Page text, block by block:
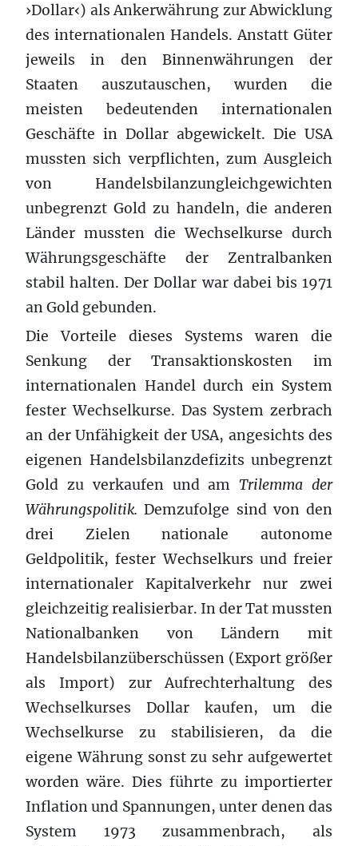
›Dollar‹) als Ankerwährung zur Abwicklung
des internationalen Handels. Anstatt Güter
jeweils in den Binnenwährungen der
Staaten auszutauschen, wurden die
meisten bedeutenden internationalen
Geschäfte in Dollar abgewickelt. Die USA
mussten sich verpflichten, zum Ausgleich
von Handelsbilanzungleichgewichten
unbegrenzt Gold zu handeln, die anderen
Länder mussten die Wechselkurse durch
Währungsgeschäfte der Zentralbanken
stabil halten. Der Dollar war dabei bis 1971
an Gold gebunden.
Die Vorteile dieses Systems waren die
Senkung der Transaktionskosten im
internationalen Handel durch ein System
fester Wechselkurse. Das System zerbrach
an der Unfähigkeit der USA, angesichts des
eigenen Handelsbilanzdefizits unbegrenzt
Gold zu verkaufen und amTrilemma der
Währungspolitik. Demzufolge sind von den
drei Zielen nationale autonome
Geldpolitik, fester Wechselkurs und freier
internationaler Kapitalverkehr nur zwei
gleichzeitig realisierbar. In der Tat mussten
Nationalbanken von Ländern mit
Handelsbilanzüberschüssen (Export größer
als Import) zur Aufrechterhaltung des
Wechselkurses Dollar kaufen, um die
Wechselkurse zu stabilisieren, da die
eigene Währung sonst zu sehr aufgewertet
worden wäre. Dies führte zu importierter
Inflation und Spannungen, unter denen das
System 1973 zusammenbrach, als